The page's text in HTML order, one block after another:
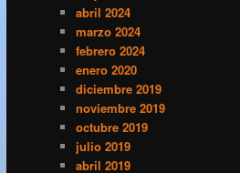
abril 2024
marzo 2024
febrero 2024
enero 2020
diciembre 2019
noviembre 2019
octubre 2019
julio 2019
abril 2019